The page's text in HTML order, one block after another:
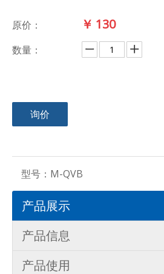
原价： ￥ 130
数量：
询价
型号： M-QVB
产品展示
产品信息
产品使用